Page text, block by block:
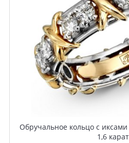
Обручальное кольцо с
1,6